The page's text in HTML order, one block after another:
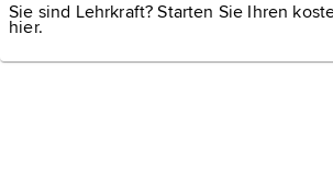
Sie sind Lehrkraft? Starten Sie Ihren
hier.